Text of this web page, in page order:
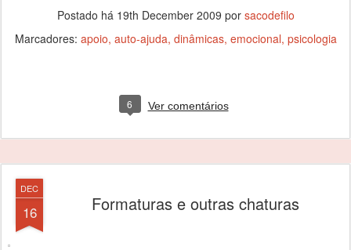
Postado há 19th December 2009 por sacodefilo
Marcadores: apoio auto-ajuda dinâmicas emocional psicologia
6 Ver comentários
DEC
16 Formaturas e outras chaturas